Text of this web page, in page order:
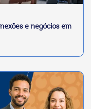
e negócios em